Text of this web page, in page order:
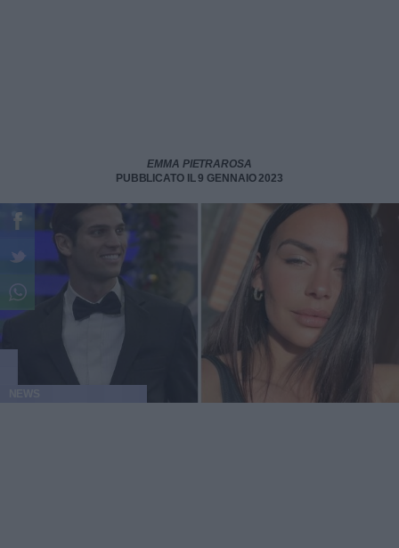
EMMA PIETRAROSA
PUBBLICATO IL 9 GENNAIO 2023